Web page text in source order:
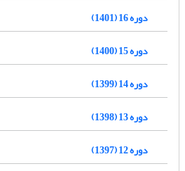
دوره 16 (1401)
دوره 15 (1400)
دوره 14 (1399)
دوره 13 (1398)
دوره 12 (1397)